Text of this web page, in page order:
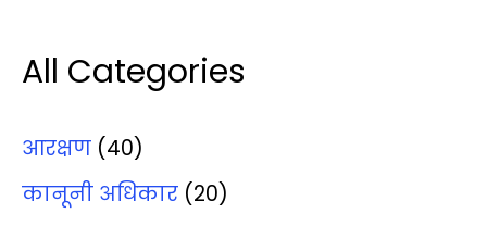
All Categories
आरक्षण (40)
कानूनी अधिकार (20)